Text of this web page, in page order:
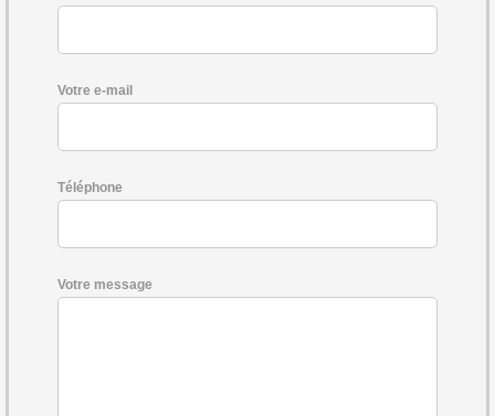
Votre e-mail
Téléphone
Votre message